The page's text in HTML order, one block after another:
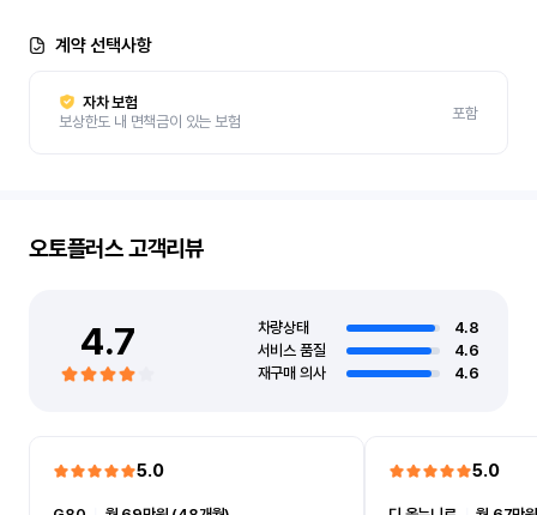
계약 선택사항
자차 보험
보상한도 내 면책금이 있는 보험
포함
오토플러스고객리뷰
4.7 차량상태
4.8
서비스 품질
4.6
재구매 의사
4.6
5.0 5.0